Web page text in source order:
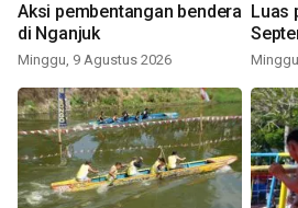
Aksi pembentangan bendera
di Nganjuk
Minggu, 9 Agustus 2026
Luas